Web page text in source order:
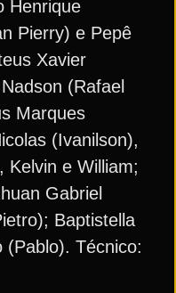
Henrique
Pierry) e Pepê
Xavier
(Rafael
Marques
(Ivanilson),
Kelvin e William;
Gabriel
Baptistella
(Pablo). Técnico: